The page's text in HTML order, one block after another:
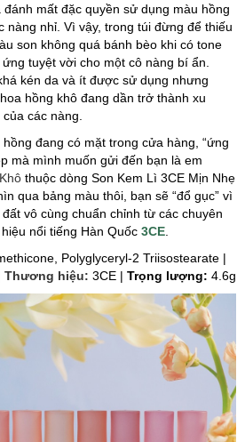
mất đặc quyền sử dụng màu hồng
nàng nhỉ. Vì vậy, trong túi đừng để thiếu
son không quá bánh bèo khi có tone
tuyệt vời cho một cô nàng bí ẩn.
kén da và ít được sử dụng nhưng
hồng khô đang dần trở thành xu
các nàng.
đang có mặt trong cửa hàng, “ứng
mà mình muốn gửi đến bạn là em
thuộc dòng Son Kem Lì 3CE Mịn Nhẹ
qua bảng màu thôi, bạn sẽ “đổ gục” vì
vô cùng chuẩn chỉnh từ các chuyên
nổi tiếng Hàn Quốc 3CE
Polyglyceryl-2 Triisostearate |
Thương hiệu: 3CE | Trọng lượng: 4.6g